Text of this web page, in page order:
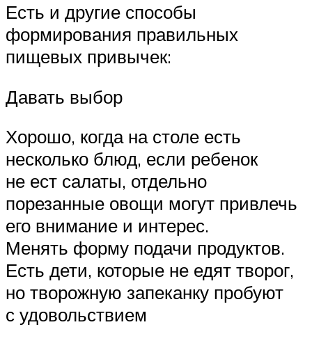
Есть и другие способы
формирования правильных
пищевых привычек:
Давать выбор
Хорошо, когда на столе есть
несколько блюд, если ребенок
не ест салаты, отдельно
порезанные овощи могут привлечь
его внимание и интерес.
Менять форму подачи продуктов.
Есть дети, которые не едят творог,
но творожную запеканку пробуют
с удовольствием